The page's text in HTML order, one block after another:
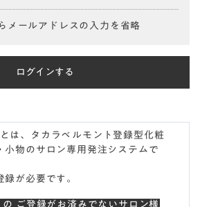
メールアドレスの入力を省略
は、タカラベルモント登録型化粧
小物のサロン専用発注システムで
録が必要です。
の ご登録がお済みでないサロン様